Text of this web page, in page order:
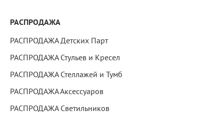
РАСПРОДАЖА
РАСПРОДАЖА Детских Парт
РАСПРОДАЖА Стульев и Кресел
РАСПРОДАЖА Стеллажей и Тумб
РАСПРОДАЖА Аксессуаров
РАСПРОДАЖА Светильников